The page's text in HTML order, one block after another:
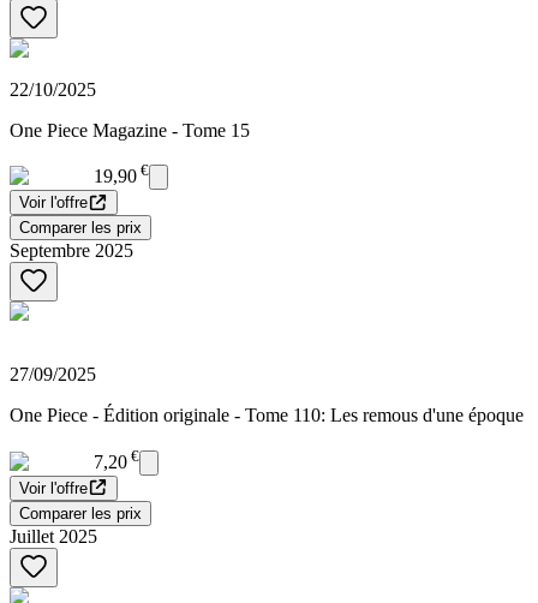
22/10/2025
One Piece Magazine - Tome 15
19,90 €
Voir l'offre
Comparer les prix
Septembre 2025
27/09/2025
One Piece - Édition originale - Tome 110: Les remous d'une époque
7,20 €
Voir l'offre
Comparer les prix
Juillet 2025